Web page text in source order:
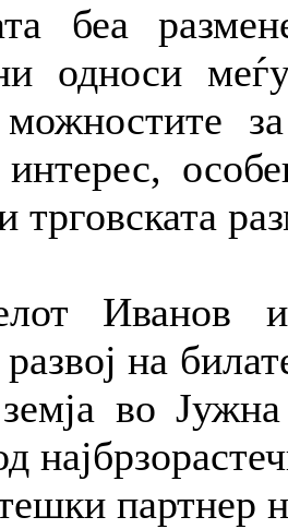
беа
односи
трговската
Иванов
на
земја во
партнер